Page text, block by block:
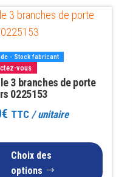
- Stock fabricant
vous
3 branches de porte
0225153
€ TTC/ unitaire
Choix des
options